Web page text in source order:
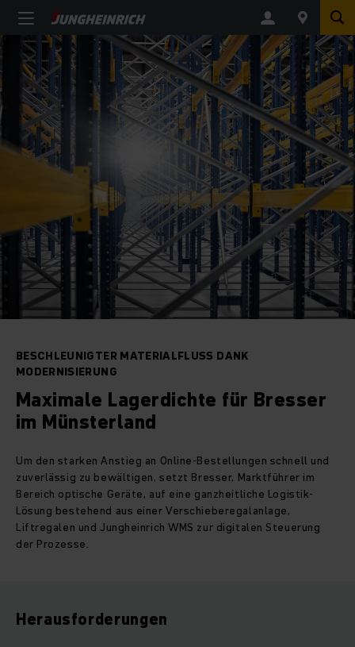
BESCHLEUNIGTER MATERIALFLUSS DANK
MODERNISIERUNG
Maximale Lagerdichte für Bresser
im Münsterland
Um den starken Anstieg an Online-Bestellungen schnell und
zuverlässig zu bewältigen, setzt Bresser, Marktführer im
Bereich optische Geräte, auf eine ganzheitliche Logistik-
Lösung bestehend aus einer Verschieberegalanlage,
Liftregalen und Jungheinrich WMS zur digitalen Steuerung
der Prozesse.
Herausforderungen